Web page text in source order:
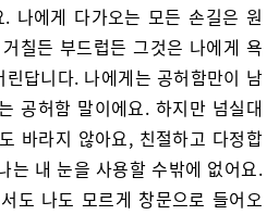
나에게 다가오는 모든 손길은 원
칠든 부드럽든 그것은 나에게 욕
답니다. 나에게는 공허함만이 남
공허함 말이에요. 하지만 넘실대
바라지 않아요, 친절하고 다정합
는 내 눈을 사용할 수밖에 없어요.
도 나도 모르게 창문으로 들어오